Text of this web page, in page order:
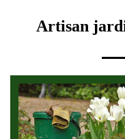
Artisan